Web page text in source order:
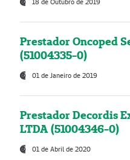
Prestador Oncoped
(51004335-0)
01 de Janeiro de 2019
Prestador Decordis
LTDA (51004346-0)
01 de Abril de 2020